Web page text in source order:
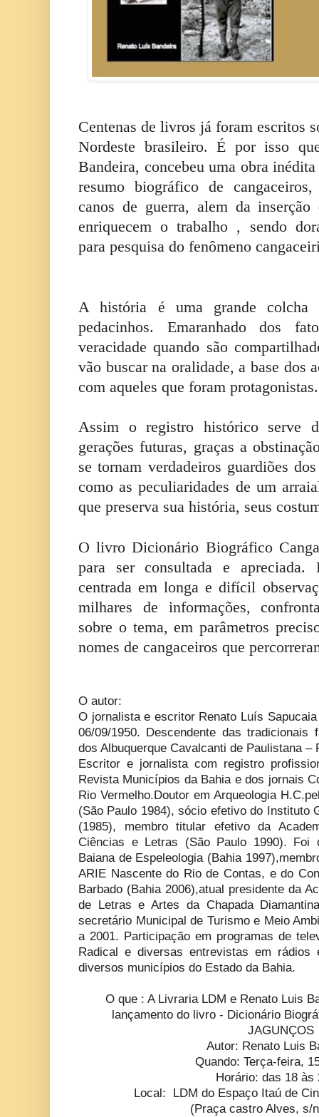
Centenas de livros já foram escritos
Nordeste brasileiro. É por isso
Bandeira, concebeu uma obra
resumo biográfico de
canos de guerra, alem da
enriquecem o trabalho , sendo
para pesquisa do fenômeno
A história é uma grande
pedacinhos. Emaranhado dos
veracidade quando são
vão buscar na oralidade, a base dos
com aqueles que foram protagonistas.
Assim o registro histórico serve
gerações futuras, graças a
se tornam verdadeiros guardiões
como as peculiaridades de um
que preserva sua história, seus
O livro Dicionário Biográfico
para ser consultada e apreciada.
centrada em longa e difícil
milhares de informações,
sobre o tema, em parâmetros
nomes de cangaceiros que
O autor:
O jornalista e escritor Renato Luís
06/09/1950. Descendente das
dos Albuquerque Cavalcanti de Paulistana –
Escritor e jornalista com registro
Revista Municípios da Bahia e dos jornais
Rio Vermelho.Doutor em Arqueologia
(São Paulo 1984), sócio efetivo do Instituto
(1985), membro titular efetivo da
Ciências e Letras (São Paulo 1990). Foi
Baiana de Espeleologia (Bahia
ARIE Nascente do Rio de Contas, e do
Barbado (Bahia 2006),atual presidente da
de Letras e Artes da Chapada
secretário Municipal de Turismo e Meio
a 2001. Participação em programas de
Radical e diversas entrevistas em
diversos municípios do Estado da Bahia.
O que : A Livraria LDM e Renato Luis
lançamento do livro - Dicionário
JAGUNÇOS
Autor: Renato Luis
Quando: Terça-feira,
Horário: das 18 às
Local: LDM do Espaço Itaú de
(Praça castro Alves, s/